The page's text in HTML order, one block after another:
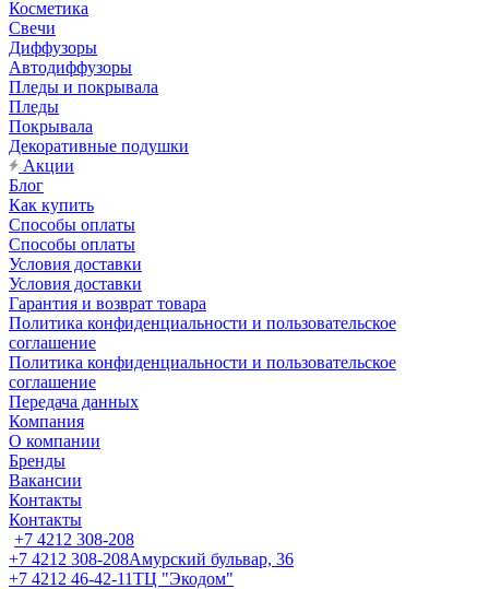
Косметика
Свечи
Диффузоры
Автодиффузоры
Пледы и покрывала
Пледы
Покрывала
Декоративные подушки
Акции
Блог
Как купить
Способы оплаты
Способы оплаты
Условия доставки
Условия доставки
Гарантия и возврат товара
Политика конфиденциальности и пользовательское
соглашение
Политика конфиденциальности и пользовательское
соглашение
Передача данных
Компания
О компании
Бренды
Вакансии
Контакты
Контакты
+7 4212 308-208
+7 4212 308-208Амурский бульвар, 36
+7 4212 46-42-11ТЦ "Экодом"